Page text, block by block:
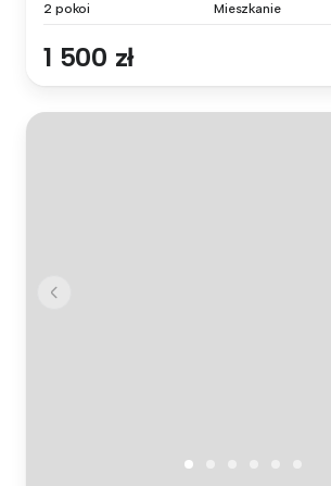
2 pokoi Mieszkanie
1 500 zł